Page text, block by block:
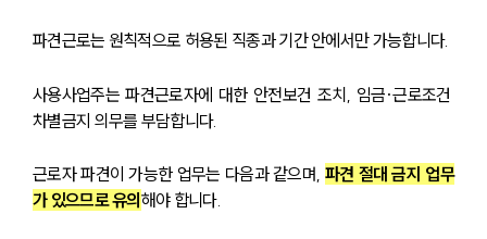
파견근로는 원칙적으로 허용된 직종과 기간 안에서만 가능합니다.
사용사업주는 파견근로자에 대한 안전보건 조치, 임금·근로조건
차별금지 의무를 부담합니다.
근로자 파견이 가능한 업무는 다음과 같으며, 파견 절대 금지 업무
가 있으므로 유의 해야 합니다.